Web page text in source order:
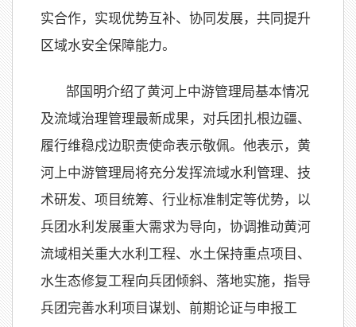
实合作，实现优势互补、协同发展，共同提升
区域水安全保障能力。
郜国明介绍了黄河上中游管理局基本情况
及流域治理管理最新成果，对兵团扎根边疆、
履行维稳戍边职责使命表示敬佩。他表示，黄
河上中游管理局将充分发挥流域水利管理、技
术研发、项目统筹、行业标准制定等优势，以
兵团水利发展重大需求为导向，协调推动黄河
流域相关重大水利工程、水土保持重点项目、
水生态修复工程向兵团倾斜、落地实施，指导
兵团完善水利项目谋划、前期论证与申报工